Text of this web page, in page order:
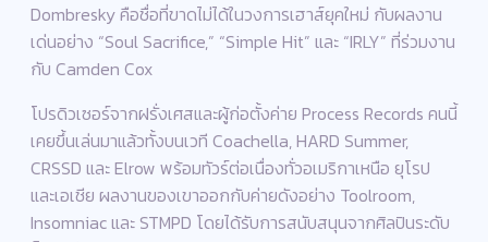
Dombresky คือชื่อที่ขาดไม่ได้ในวงการเฮาส์ยุคใหม่ กับผลงาน
เด่นอย่าง “Soul Sacrifice,” “Simple Hit” และ “IRLY” ที่ร่วมงาน
กับ Camden Cox
โปรดิวเซอร์จากฝรั่งเศสและผู้ก่อตั้งค่าย Process Records คนนี้
เคยขึ้นเล่นมาแล้วทั้งบนเวที Coachella, HARD Summer,
CRSSD และ Elrow พร้อมทัวร์ต่อเนื่องทั่วอเมริกาเหนือ ยุโรป
และเอเชีย ผลงานของเขาออกกับค่ายดังอย่าง Toolroom,
Insomniac และ STMPD โดยได้รับการสนับสนุนจากศิลปินระดับ